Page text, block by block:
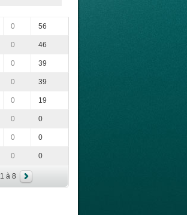
0 56
0 46
0 39
0 39
0 19
0 0
0 0
0 0
1 à 8